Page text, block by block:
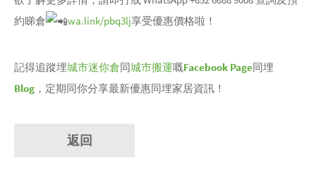
約睇倉
wa.link/pbq3lj享受優惠價格啦！
記得追蹤埋城市迷你倉同城市搬運嘅Facebook Page同埋
Blog ，定期同你分享最新優惠同埋家居資訊！
返回